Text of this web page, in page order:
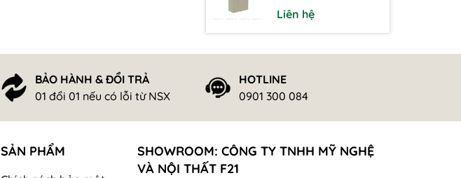
Liên hệ
BẢO HÀNH & ĐỔI TRẢ
01 đổi 01 nếu có lỗi từ NSX
HOTLINE
0901 300 084
SẢN PHẨM
SHOWROOM: CÔNG TY TNHH MỸ NGHỆ
VÀ NỘI THẤT F21